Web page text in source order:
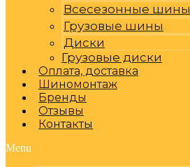
Всесезонные шины
Грузовые шины
Диски
Грузовые диски
Оплата, доставка
Шиномонтаж
Бренды
Отзывы
Контакты
Menu